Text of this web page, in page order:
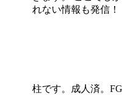
れない情報も発信！
柱です。成人済。